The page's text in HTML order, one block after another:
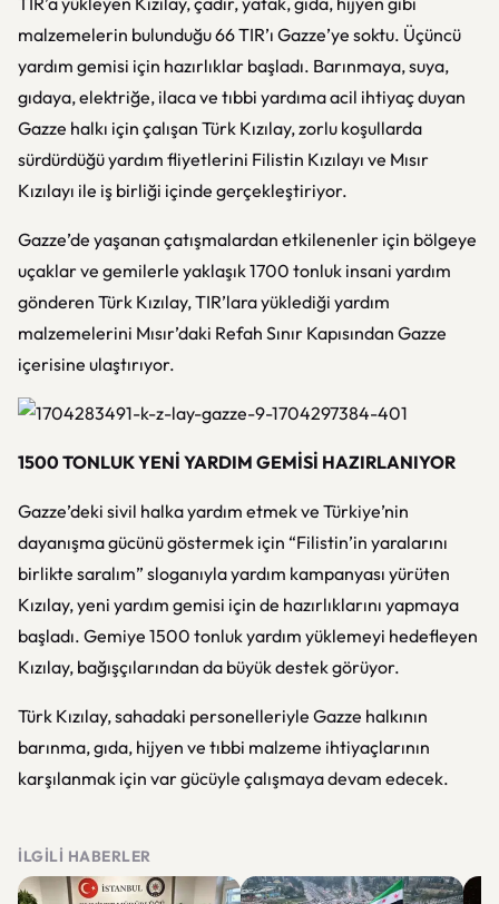
malzemelerin bulunduğu 66 TIR’ı Gazze’ye soktu. Üçüncü
yardım gemisi için hazırlıklar başladı. Barınmaya, suya,
gıdaya, elektriğe, ilaca ve tıbbi yardıma acil ihtiyaç duyan
Gazze halkı için çalışan Türk Kızılay, zorlu koşullarda
sürdürdüğü yardım fliyetlerini Filistin Kızılayı ve Mısır
Kızılayı ile iş birliği içinde gerçekleştiriyor.
Gazze’de yaşanan çatışmalardan etkilenenler için bölgeye
uçaklar ve gemilerle yaklaşık 1700 tonluk insani yardım
gönderen Türk Kızılay, TIR’lara yüklediği yardım
malzemelerini Mısır’daki Refah Sınır Kapısından Gazze
içerisine ulaştırıyor.
1500 TONLUK YENİ YARDIM GEMİSİ HAZIRLANIYOR
Gazze’deki sivil halka yardım etmek ve Türkiye’nin
dayanışma gücünü göstermek için “Filistin’in yaralarını
birlikte saralım” sloganıyla yardım kampanyası yürüten
Kızılay, yeni yardım gemisi için de hazırlıklarını yapmaya
başladı. Gemiye 1500 tonluk yardım yüklemeyi hedefleyen
Kızılay, bağışçılarından da büyük destek görüyor.
Türk Kızılay, sahadaki personelleriyle Gazze halkının
barınma, gıda, hijyen ve tıbbi malzeme ihtiyaçlarının
karşılanmak için var gücüyle çalışmaya devam edecek.
İLGILI HABERLER